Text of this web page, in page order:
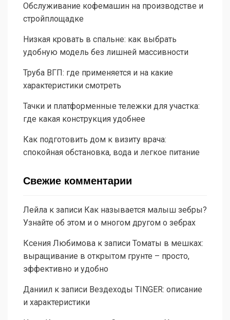
Обслуживание кофемашин на производстве и
стройплощадке
Низкая кровать в спальне: как выбрать
удобную модель без лишней массивности
Труба ВГП: где применяется и на какие
характеристики смотреть
Тачки и платформенные тележки для участка:
где какая конструкция удобнее
Как подготовить дом к визиту врача:
спокойная обстановка, вода и легкое питание
Свежие комментарии
Лейла к записи Как называется малыш зебры?
Узнайте об этом и о многом другом о зебрах
Ксения Любимова к записи Томаты в мешках:
выращивание в открытом грунте – просто,
эффективно и удобно
Даниил к записи Вездеходы TINGER: описание
и характеристики